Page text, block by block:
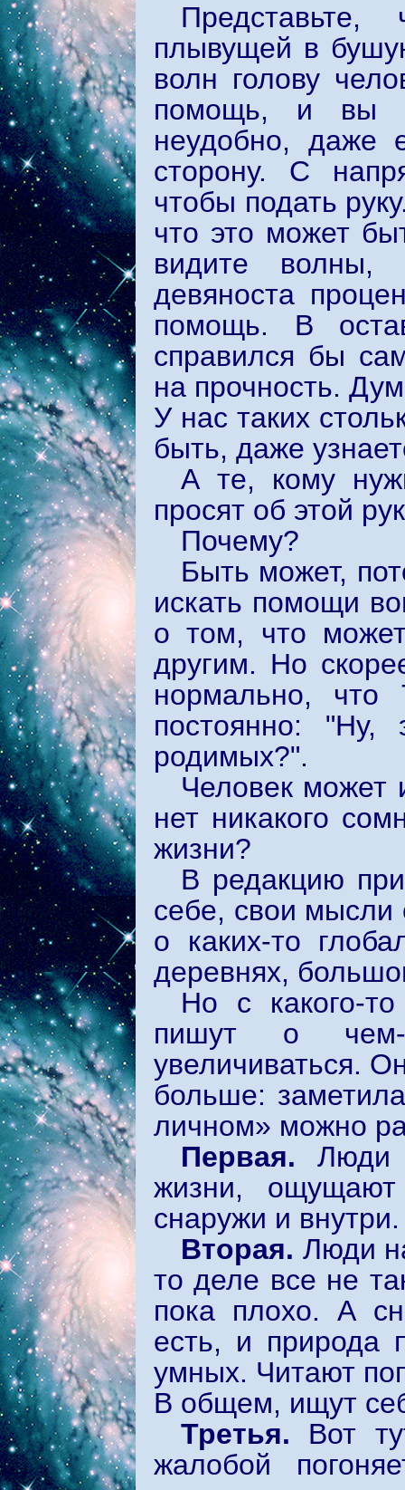
плывущей в
волн голову
помощь, и вы
неудобно, даже
сторону. С
чтобы подать
что это может
видите волны,
девяноста
помощь. В
справился бы
на прочность.
У нас таких
быть, даже
А те, кому
просят об этой
Почему?
Быть может,
искать помощи
о том, что
другим. Но
нормально,
постоянно:
родимых?".
Человек может
нет никакого
жизни?
В редакцию
себе, свои
о каких-то
деревнях,
Но с какого-
пишут о чем-
увеличиваться.
больше:
личном» можно
Первая.Люди
жизни, ощущают
снаружи и внутри.
Вторая. Люди
то деле все не
пока плохо. А
есть, и природа
умных. Читают
В общем, ищут
Третья. Вот
жалобой